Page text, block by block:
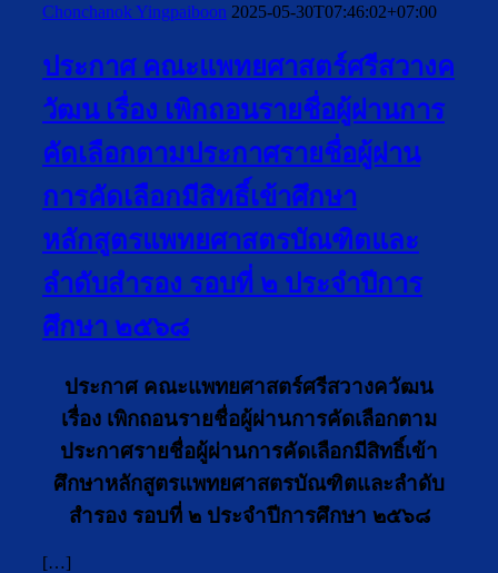
Chonchanok Yingpaiboon 2025-05-30T07:46:02+07:00
ประกาศ คณะแพทยศาสตร์ศรีสวางค
วัฒน เรื่อง เพิกถอนรายชื่อผู้ผ่านการ
คัดเลือกตามประกาศรายชื่อผู้ผ่าน
การคัดเลือกมีสิทธิ์เข้าศึกษา
หลักสูตรแพทยศาสตรบัณฑิตและ
ลำดับสำรอง รอบที่ ๒ ประจำปีการ
ศึกษา ๒๕๖๘
ประกาศ คณะแพทยศาสตร์ศรีสวางควัฒน
เรื่อง เพิกถอนรายชื่อผู้ผ่านการคัดเลือกตาม
ประกาศรายชื่อผู้ผ่านการคัดเลือกมีสิทธิ์เข้า
ศึกษาหลักสูตรแพทยศาสตรบัณฑิตและลำดับ
สำรอง รอบที่ ๒ ประจำปีการศึกษา ๒๕๖๘
[…]